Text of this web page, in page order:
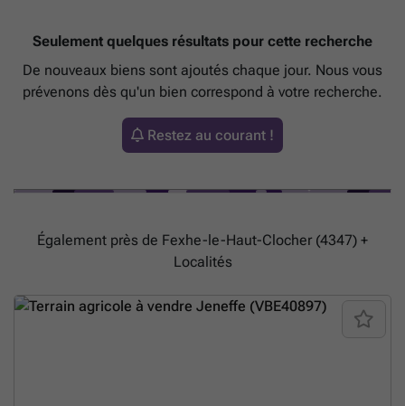
Seulement quelques résultats pour cette recherche
De nouveaux biens sont ajoutés chaque jour. Nous vous
prévenons dès qu'un bien correspond à votre recherche.
Restez au courant !
Également près de Fexhe-le-Haut-Clocher (4347) +
Localités